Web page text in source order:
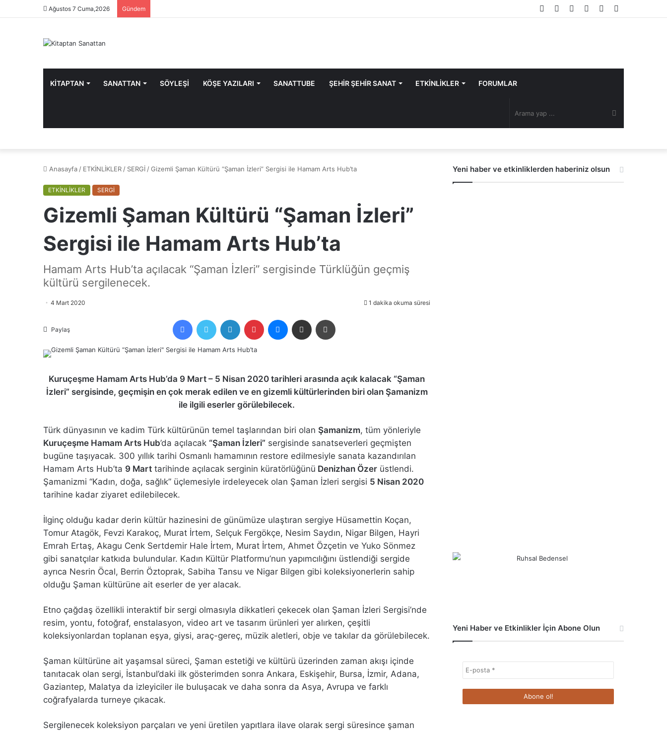
Ağustos 7 Cuma,2026 Gündem
Rastgele
Instagram
YouTube
Twitter
Facebook
KİTAPTAN SANATTAN SÖYLEŞİ KÖŞE YAZILARI SANATTUBE ŞEHİR ŞEHİR SANAT ETKİNLİKLER FORUMLAR
Arama
...
Anasayfa / ETKİNLİKLER / SERGİ /Gizemli Şaman Kültürü “Şaman İzleri” Sergisi ile Hamam Arts Hub’ta
ETKİNLİKLER SERGİ
Gizemli Şaman Kültürü “Şaman İzleri”
Sergisi ile Hamam Arts Hub’ta
Hamam Arts Hub’ta açılacak “Şaman İzleri” sergisinde Türklüğün geçmiş
kültürü sergilenecek.
4 Mart 2020 1 dakika okuma süresi
Paylaş
FacebookTwitter LinkedIn Pinterest MessengerE-Posta ile paylaş
Kuruçeşme Hamam Arts Hub’da 9 Mart – 5 Nisan 2020 tarihleri arasında açık kalacak “Şaman
İzleri” sergisinde, geçmişin en çok merak edilen ve en gizemli kültürlerinden biri olan Şamanizm
ile ilgili eserler görülebilecek.
Türk dünyasının ve kadim Türk kültürünün temel taşlarından biri olan Şamanizm, tüm yönleriyle
Kuruçeşme Hamam Arts Hub’da açılacak “Şaman İzleri” sergisinde sanatseverleri geçmişten
bugüne taşıyacak. 300 yıllık tarihi Osmanlı hamamının restore edilmesiyle sanata kazandırılan
Hamam Arts Hub’ta 9 Mart tarihinde açılacak serginin küratörlüğünü Denizhan Özer üstlendi.
Şamanizmi “Kadın, doğa, sağlık” üçlemesiyle irdeleyecek olan Şaman İzleri sergisi 5 Nisan 2020
tarihine kadar ziyaret edilebilecek.
İlginç olduğu kadar derin kültür hazinesini de günümüze ulaştıran sergiye Hüsamettin Koçan,
Tomur Atagök, Fevzi Karakoç, Murat İrtem, Selçuk Fergökçe, Nesim Saydın, Nigar Bilgen, Hayri
Emrah Ertaş, Akagu Cenk Sertdemir Hale İrtem, Murat İrtem, Ahmet Özçetin ve Yuko Sönmez
gibi sanatçılar katkıda bulundular. Kadın Kültür Platformu’nun yapımcılığını üstlendiği sergide
ayrıca Nesrin Öcal, Berrin Öztoprak, Sabiha Tansu ve Nigar Bilgen gibi koleksiyonerlerin sahip
olduğu Şaman kültürüne ait eserler de yer alacak.
Etno çağdaş özellikli interaktif bir sergi olmasıyla dikkatleri çekecek olan Şaman İzleri Sergisi’nde
resim, yontu, fotoğraf, enstalasyon, video art ve tasarım ürünleri yer alırken, çeşitli
koleksiyonlardan toplanan eşya, giysi, araç-gereç, müzik aletleri, obje ve takılar da görülebilecek.
Şaman kültürüne ait yaşamsal süreci, Şaman estetiği ve kültürü üzerinden zaman akışı içinde
tanıtacak olan sergi, İstanbul’daki ilk gösterimden sonra Ankara, Eskişehir, Bursa, İzmir, Adana,
Gaziantep, Malatya da izleyiciler ile buluşacak ve daha sonra da Asya, Avrupa ve farklı
coğrafyalarda turneye çıkacak.
Sergilenecek koleksiyon parçaları ve yeni üretilen yapıtlara ilave olarak sergi süresince şaman
Yeni haber ve etkinliklerden haberiniz olsun
Yeni Haber ve Etkinlikler İçin Abone Olun